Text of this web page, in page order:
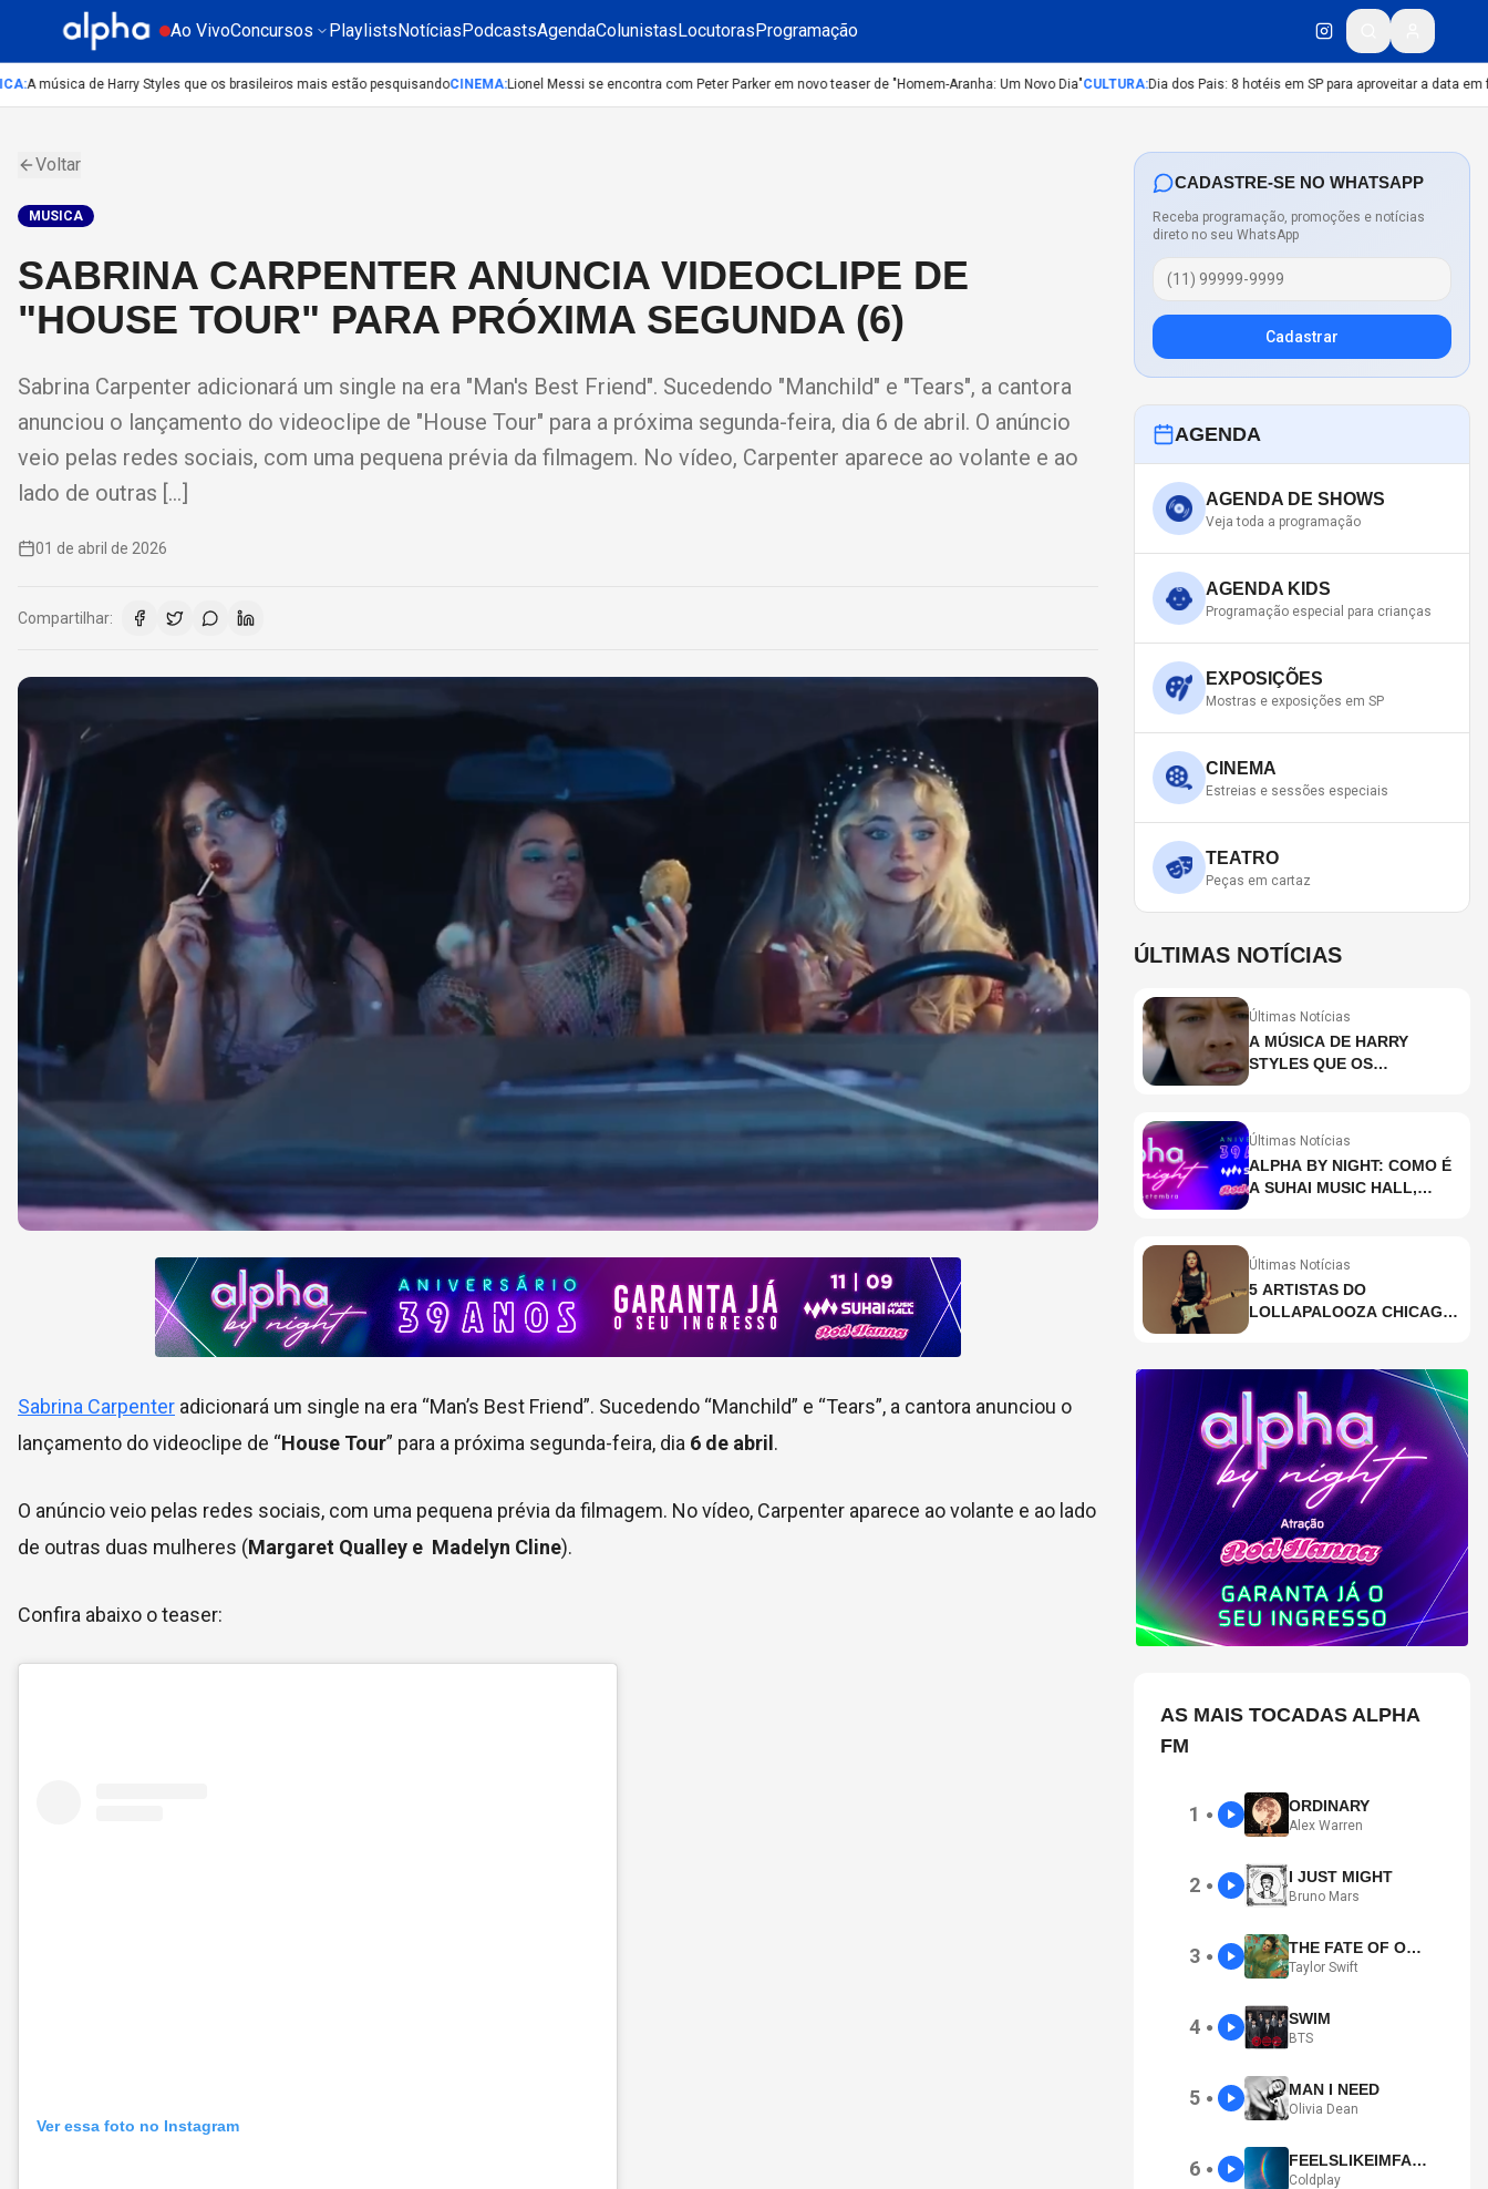
Ao VivoConcursos PlaylistsNotíciasPodcastsAgendaColunistasLocutorasProgramação
:A música de Harry Styles que os brasileiros mais estão pesquisandoCINEMA:Lionel Messi se encontra com Peter Parker em novo teaser de "Homem-Aranha: Um Novo Dia"CULTURA:Dia dos Pais: 8 hotéis em SP para aproveitar a data em
Voltar
MUSICA
SABRINA CARPENTER ANUNCIA VIDEOCLIPE DE
"HOUSE TOUR" PARA PRÓXIMA SEGUNDA (6)
Sabrina Carpenter adicionará um single na era "Man's Best Friend". Sucedendo "Manchild" e "Tears", a cantora
anunciou o lançamento do videoclipe de "House Tour" para a próxima segunda-feira, dia 6 de abril. O anúncio
veio pelas redes sociais, com uma pequena prévia da filmagem. No vídeo, Carpenter aparece ao volante e ao
lado de outras […]
01 de abril de 2026
Compartilhar:
Sabrina Carpenter adicionará um single na era “Man’s Best Friend”. Sucedendo “Manchild” e “Tears”, a cantora anunciou o
lançamento do videoclipe de “House Tour” para a próxima segunda-feira, dia 6 de abril .
O anúncio veio pelas redes sociais, com uma pequena prévia da filmagem. No vídeo, Carpenter aparece ao volante e ao lado
de outras duas mulheres (Margaret Qualley e Madelyn Cline).
Confira abaixo o teaser:
Ver essa foto no Instagram
CADASTRE-SE NO WHATSAPP
Receba programação, promoções e notícias
direto no seu WhatsApp
Cadastrar
AGENDA
AGENDA DE SHOWS
Veja toda a programação
AGENDA KIDS
Programação especial para crianças
EXPOSIÇÕES
Mostras e exposições em SP
CINEMA
Estreias e sessões especiais
TEATRO
Peças em cartaz
ÚLTIMAS NOTÍCIAS
Últimas Notícias
A MÚSICA DE HARRY
STYLES QUE OS
Últimas Notícias
ALPHA BY NIGHT: COMO É
A SUHAI MUSIC HALL,
PAULO?
Últimas Notícias
5 ARTISTAS DO
LOLLAPALOOZA CHICAGO
AS MAIS TOCADAS ALPHA
FM
1 ● ORDINARY
Alex Warren
2 ● I JUST MIGHT
Bruno Mars
3 ● THE FATE OF OPHELIA
Taylor Swift
4 ● SWIM
BTS
5 ● MAN I NEED
Olivia Dean
6 ● FEELSLIKEIMFALLINGINLOVE
Coldplay